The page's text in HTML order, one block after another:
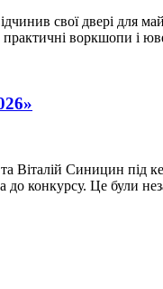
свої двері для
воркшопи і
Синицин під
до конкурсу. Це були